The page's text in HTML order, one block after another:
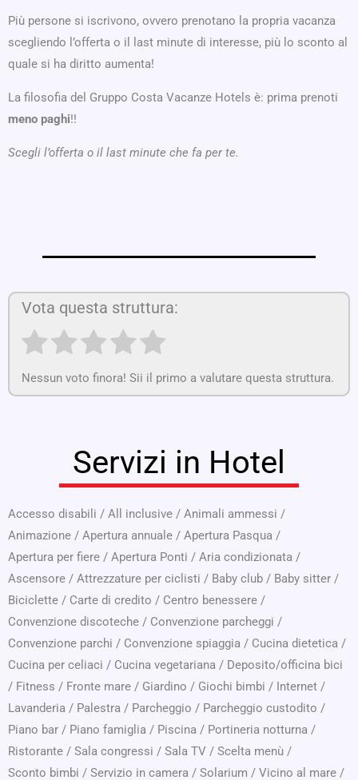
Più persone si iscrivono, ovvero prenotano la propria vacanza
scegliendo l’offerta o il last minute di interesse, più lo sconto al
quale si ha diritto aumenta!
La filosofia del Gruppo Costa Vacanze Hotels è: prima prenoti
meno paghi!!
Scegli l’offerta o il last minute che fa per te.
Vota questa struttura:
Nessun voto finora! Sii il primo a valutare questa struttura.
Servizi in Hotel
Accesso disabili / All inclusive / Animali ammessi /
Animazione / Apertura annuale / Apertura Pasqua /
Apertura per fiere / Apertura Ponti / Aria condizionata /
Ascensore / Attrezzature per ciclisti / Baby club / Baby sitter /
Biciclette / Carte di credito / Centro benessere /
Convenzione discoteche / Convenzione parcheggi /
Convenzione parchi / Convenzione spiaggia / Cucina dietetica /
Cucina per celiaci / Cucina vegetariana / Deposito/officina bici
/ Fitness / Fronte mare / Giardino / Giochi bimbi / Internet /
Lavanderia / Palestra / Parcheggio / Parcheggio custodito /
Piano bar / Piano famiglia / Piscina / Portineria notturna /
Ristorante / Sala congressi / Sala TV / Scelta menù /
Sconto bimbi / Servizio in camera / Solarium / Vicino al mare /